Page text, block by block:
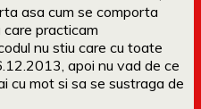
asa cum se comporta
practicam
nu stiu care cu toate
apoi nu vad de ce
cu mot si sa se sustraga de